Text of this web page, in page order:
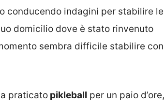
conducendo indagini per stabilire le
domicilio dove è stato rinvenuto
sembra difficile stabilire con
praticato pikleball per un paio d’ore,